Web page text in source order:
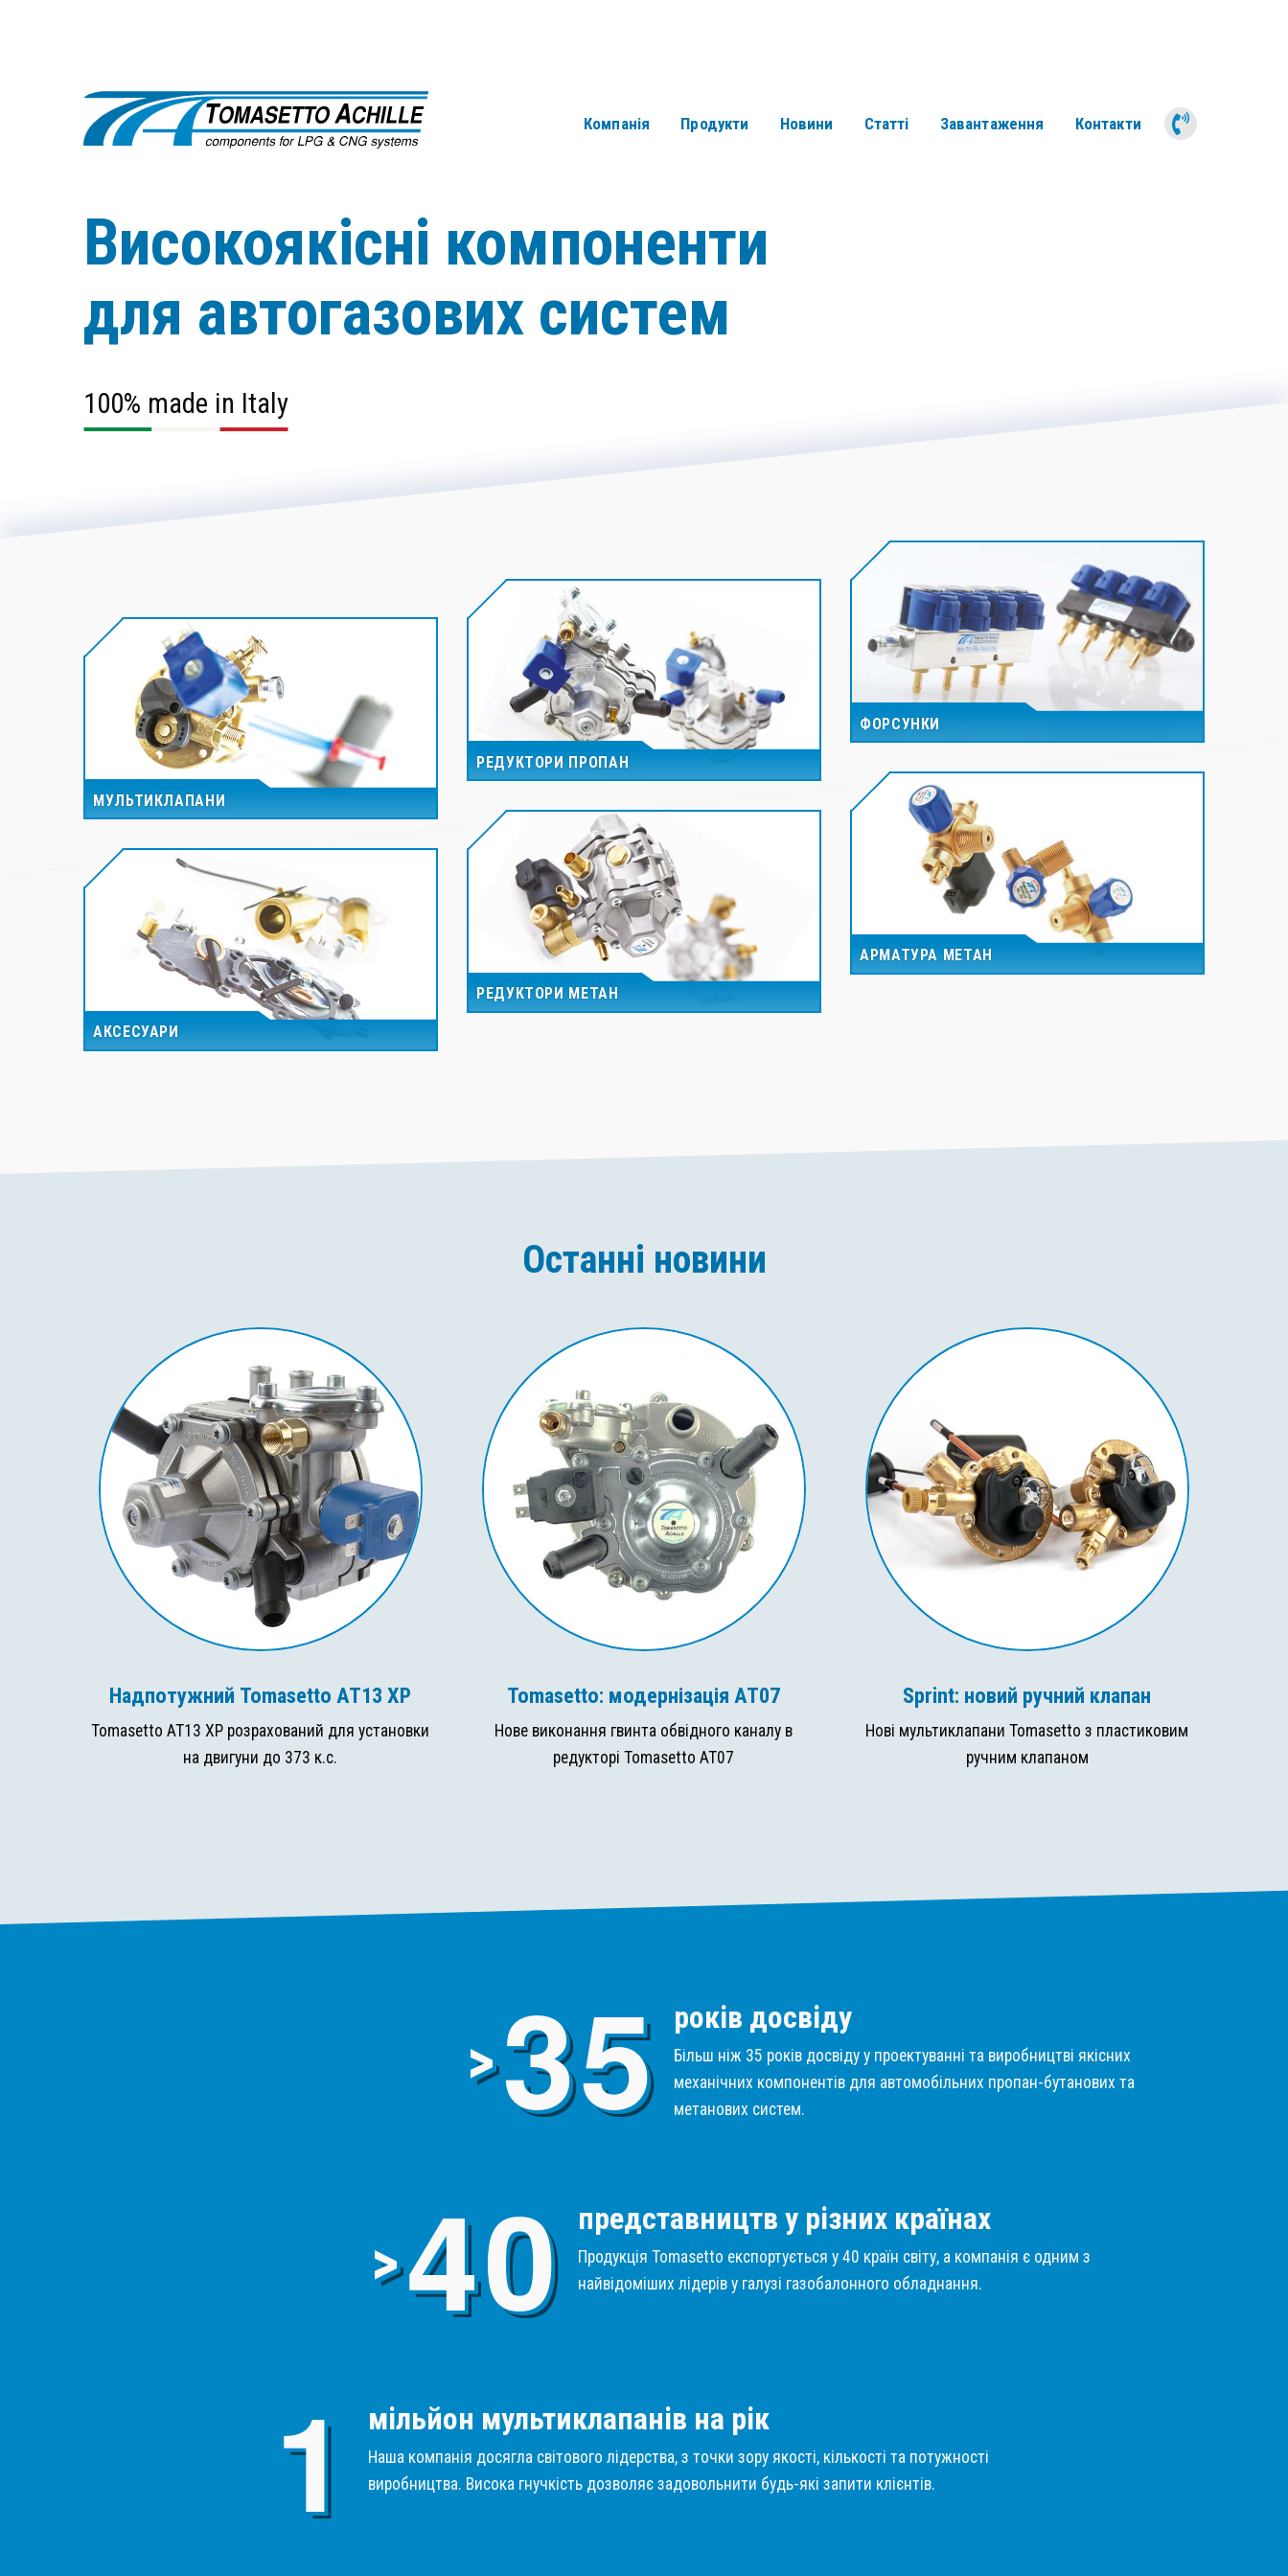
Компанія Продукти Новини Статті Завантаження Контакти
Високоякісні компоненти
для автогазових систем
100% made in Italy
МУЛЬТИКЛАПАНИ
РЕДУКТОРИ ПРОПАН
ФОРСУНКИ
АКСЕСУАРИ
РЕДУКТОРИ МЕТАН
АРМАТУРА МЕТАН
Останні новини
Надпотужний Tomasetto AT13 XP
Tomasetto AT13 XP розрахований для установки
на двигуни до 373 к.с.
Tomasetto: модернізація AT07
Нове виконання гвинта обвідного каналу в
редукторі Tomasetto AT07
Sprint: новий ручний клапан
Нові мультиклапани Tomasetto з пластиковим
ручним клапаном
>3
5
років досвіду
Більш ніж 35 років досвіду у проектуванні та виробництві якісних
механічних компонентів для автомобільних пропан-бутанових та
метанових систем.
>4
0
представництв у різних країнах
Продукція Tomasetto експортується у 40 країн світу, а компанія є одним з
найвідоміших лідерів у галузі газобалонного обладнання.
1
мільйон мультиклапанів на рік
Наша компанія досягла світового лідерства, з точки зору якості, кількості та потужності
виробництва. Висока гнучкість дозволяє задовольнити будь-які запити клієнтів.